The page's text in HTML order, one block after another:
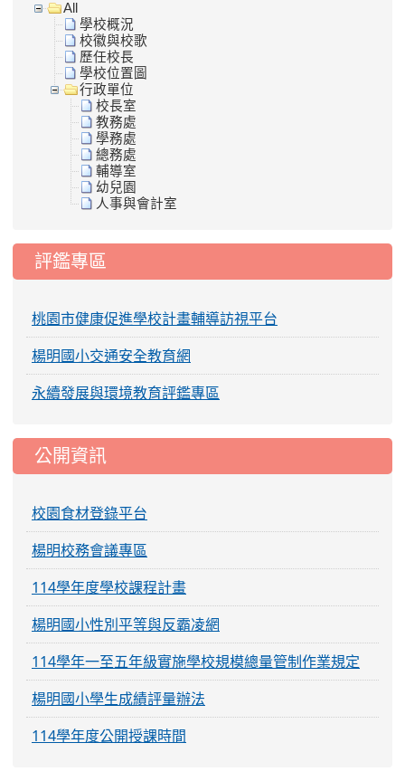
All
學校概況
校徽與校歌
歷任校長
學校位置圖
行政單位
校長室
教務處
學務處
總務處
輔導室
幼兒園
人事與會計室
評鑑專區
桃園市健康促進學校計畫輔導訪視平台
楊明國小交通安全教育網
永續發展與環境教育評鑑專區
公開資訊
校園食材登錄平台
楊明校務會議專區
114學年度學校課程計畫
楊明國小性別平等與反霸凌網
114學年一至五年級實施學校規模總量管制作業規定
楊明國小學生成績評量辦法
114學年度公開授課時間